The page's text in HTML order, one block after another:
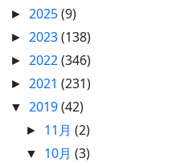
► 2025(9)
► 2023(138)
► 2022(346)
► 2021 (231)
▼ 2019(42)
► 11月(2)
▼ 10月(3)